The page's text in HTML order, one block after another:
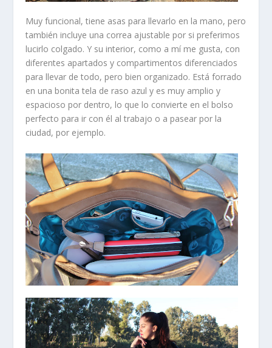
Muy funcional, tiene asas para llevarlo en la mano, pero
también incluye una correa ajustable por si preferimos
lucirlo colgado. Y su interior, como a mí me gusta, con
diferentes apartados y compartimentos diferenciados
para llevar de todo, pero bien organizado. Está forrado
en una bonitatela de raso azuly es muy amplio y
espacioso por dentro, lo que lo convierte en el bolso
perfecto para ir con él al trabajo o a pasear por la
ciudad, por ejemplo.